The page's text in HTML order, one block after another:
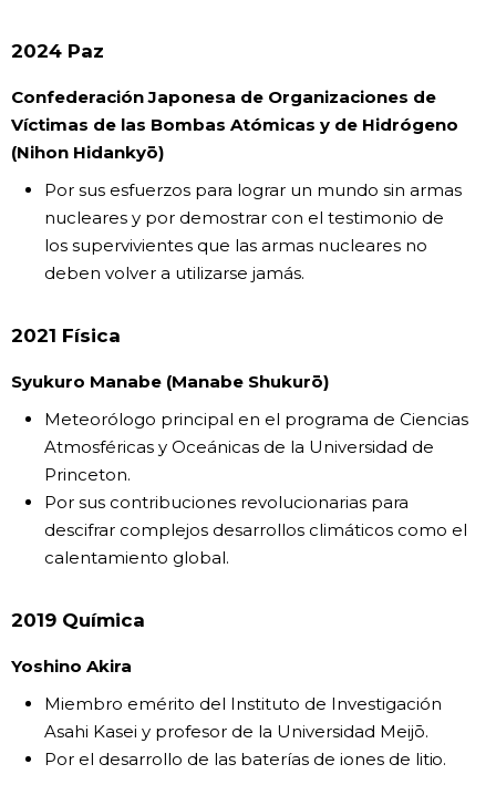
2024 Paz
Confederación Japonesa de Organizaciones de
Víctimas de las Bombas Atómicas y de Hidrógeno
(Nihon Hidankyō)
Por sus esfuerzos para lograr un mundo sin armas
nucleares y por demostrar con el testimonio de
los supervivientes que las armas nucleares no
deben volver a utilizarse jamás.
2021 Física
Syukuro Manabe (Manabe Shukurō)
Meteorólogo principal en el programa de Ciencias
Atmosféricas y Oceánicas de la Universidad de
Princeton.
Por sus contribuciones revolucionarias para
descifrar complejos desarrollos climáticos como el
calentamiento global.
2019 Química
Yoshino Akira
Miembro emérito del Instituto de Investigación
Asahi Kasei y profesor de la Universidad Meijō.
Por el desarrollo de las baterías de iones de litio.